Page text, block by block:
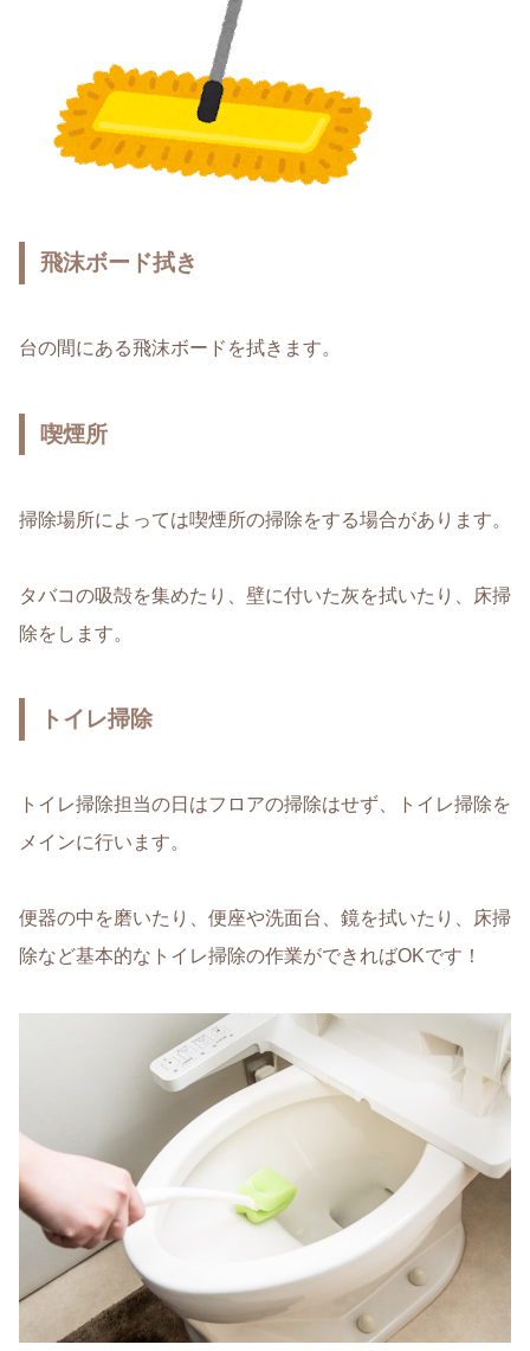
飛沫ボード拭き
台の間にある飛沫ボードを拭きます。
喫煙所
掃除場所によっては喫煙所の掃除をする場合があります。
タバコの吸殻を集めたり、壁に付いた灰を拭いたり、床掃
除をします。
トイレ掃除
トイレ掃除担当の日はフロアの掃除はせず、トイレ掃除を
メインに行います。
便器の中を磨いたり、便座や洗面台、鏡を拭いたり、床掃
除など基本的なトイレ掃除の作業ができればOKです！